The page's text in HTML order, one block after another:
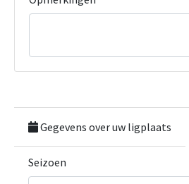
Gegevens over uw ligplaats
Seizoen